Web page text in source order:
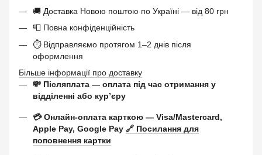
🚚 Доставка Новою поштою по Україні — від 80 грн
📮 Повна конфіденційність
⏱ Відправляємо протягом 1–2 днів після
оформлення
Більше інформації про доставку
💸 Післяплата — оплата під час отримання у
відділенні або курʼєру
💳 Онлайн-оплата карткою — Visa/Mastercard,
Apple Pay, Google Pay 🔗 Посилання для
поповнення картки